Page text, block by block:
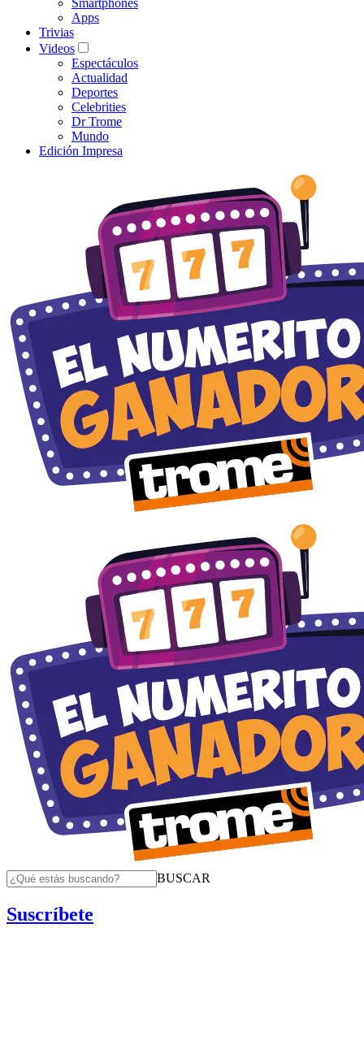
Smartphones
Apps
Trivias
Videos
Espectáculos
Actualidad
Deportes
Celebrities
Dr Trome
Mundo
Edición Impresa
BUSCAR
Suscríbete